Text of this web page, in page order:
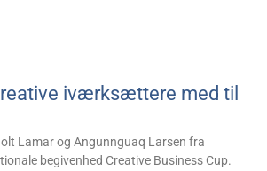
iværksættere med til
Lamar og Angunnguaq Larsen fra
begivenhed Creative Business Cup.